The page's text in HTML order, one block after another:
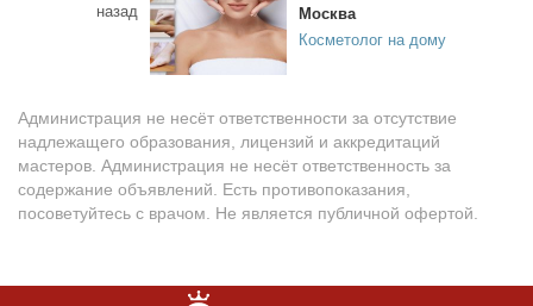
назад
Москва
Косметолог на дому
Администрация не несёт ответственности за отсутствие
надлежащего образования, лицензий и аккредитаций
мастеров. Администрация не несёт ответственность за
содержание объявлений. Есть противопоказания,
посоветуйтесь с врачом. Не является публичной офертой.